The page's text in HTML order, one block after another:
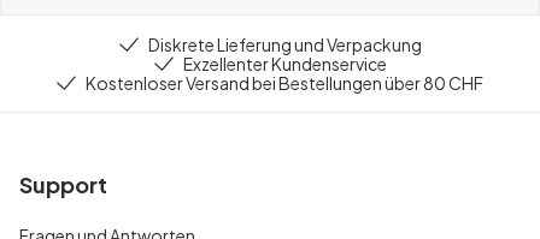
Diskrete Lieferung und Verpackung
Exzellenter Kundenservice
Kostenloser Versand bei Bestellungen über 80 CHF
Support